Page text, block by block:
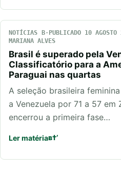
NOTÍCIAS PUBLICADO 10
MARIANA ALVES
Brasil é superado pela
Classificatório para a
Paraguai nas quartas
A seleção brasileira
a Venezuela por 71 a 57 em
encerrou a primeira fase…
Ler matéria